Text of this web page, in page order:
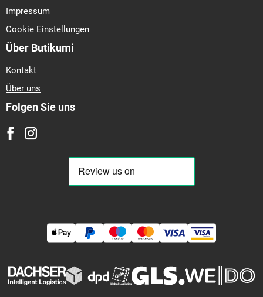
Impressum
Cookie Einstellungen
Über Butikumi
Kontakt
Über uns
Folgen Sie uns